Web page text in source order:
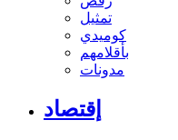
تمثيل
كوميدي
بأقلامهم
مدونات
إقتصاد